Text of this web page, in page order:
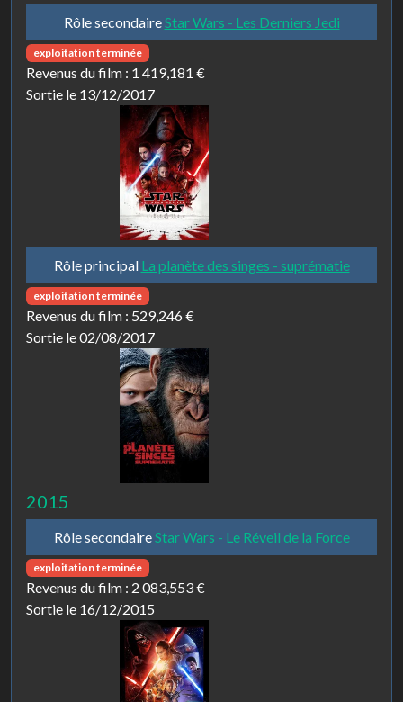
Rôle secondaireStar Wars - Les Derniers Jedi
exploitation terminée
Revenus du film : 1 419,181 €
Sortie le 13/12/2017
Rôle principal La planète des singes - suprématie
exploitation terminée
Revenus du film : 529,246 €
Sortie le 02/08/2017
2015
Rôle secondaireStar Wars - Le Réveil de la Force
exploitation terminée
Revenus du film : 2 083,553 €
Sortie le 16/12/2015